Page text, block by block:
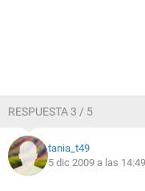
RESPUESTA 3 / 5
tania_t49
5 dic 2009 a las 14:49